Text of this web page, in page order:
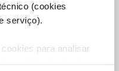
(cookies
serviço).
para analisar
Forum|Forum|9 years ago